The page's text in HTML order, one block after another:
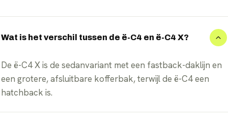
Wat is het verschil tussen de ë-C4 en ë-C4 X?
De ë-C4 X is de sedanvariant met een fastback-daklijn en
een grotere, afsluitbare kofferbak, terwijl de ë-C4 een
hatchback is.